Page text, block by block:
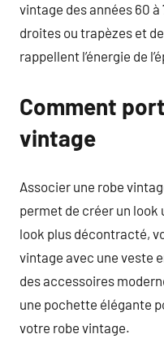
vintage des années 60
droites ou trapèzes et
rappellent l’énergie de
Comment
vintage
Associer une robe
permet de créer un look
look plus décontracté,
vintage avec une veste
des accessoires
une pochette élégante
votre robe vintage.